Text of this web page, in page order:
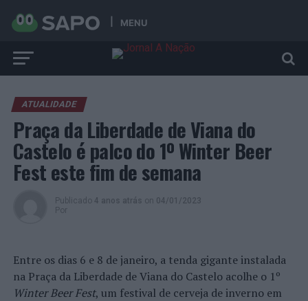
MENU
ATUALIDADE
Praça da Liberdade de Viana do
Castelo é palco do 1º Winter Beer
Fest este fim de semana
Publicado 4 anos atrás on 04/01/2023
Por
Entre os dias 6 e 8 de janeiro, a tenda gigante instalada
na Praça da Liberdade de Viana do Castelo acolhe o 1º
Winter Beer Fest, um festival de cerveja de inverno em